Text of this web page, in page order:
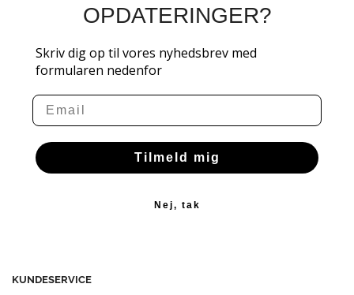
OPDATERINGER?
Skriv dig op til vores nyhedsbrev med
formularen nedenfor
Email
Tilmeld mig
Nej, tak
KUNDESERVICE